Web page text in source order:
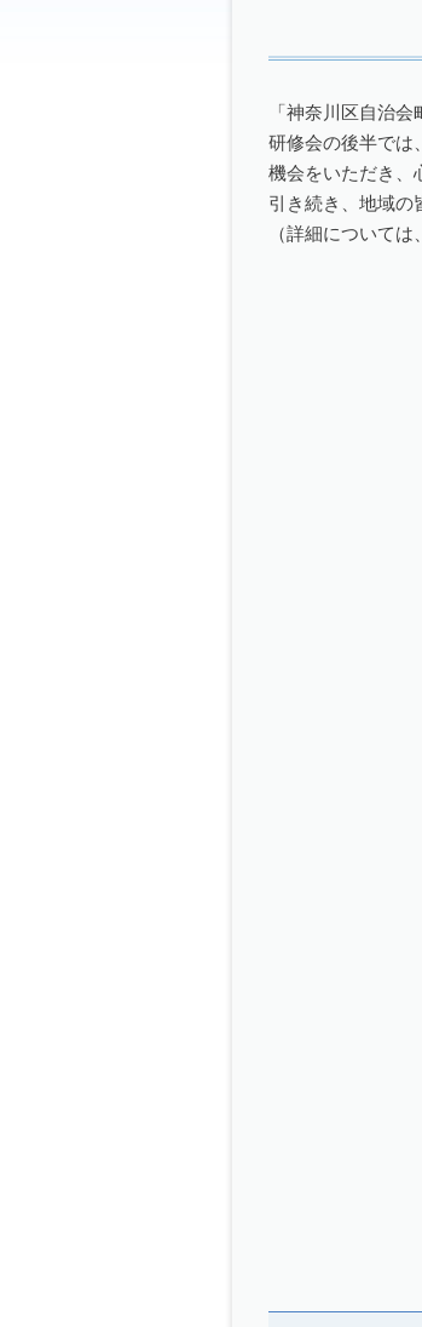
「神奈川区自治
研修会の後半では
機会をいただき、
引き続き、地域の
（詳細については、